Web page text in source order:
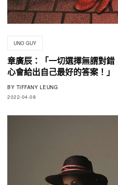
UNO GUY
章廣辰：「一切選擇無謂對錯
心會給出自己最好的答案！」
BY TIFFANY LEUNG
2022-04-08